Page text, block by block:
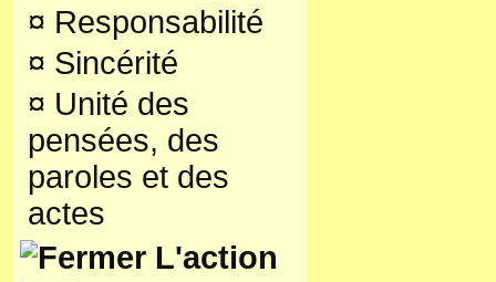
¤ Responsabilité
¤ Sincérité
¤ Unité des
pensées, des
paroles et des
actes
L'action